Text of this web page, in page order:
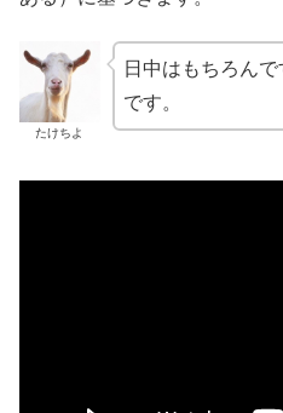
たけちよ
日中はもちろん
です。